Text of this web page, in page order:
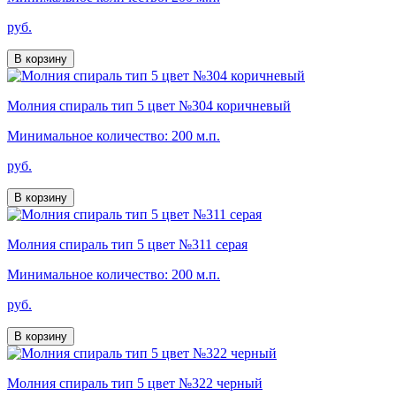
руб.
В корзину
Молния спираль тип 5 цвет №304 коричневый
Минимальное количество: 200 м.п.
руб.
В корзину
Молния спираль тип 5 цвет №311 серая
Минимальное количество: 200 м.п.
руб.
В корзину
Молния спираль тип 5 цвет №322 черный